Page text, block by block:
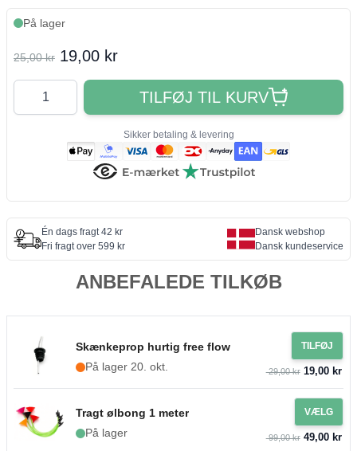
På lager
Final product price
25,00 kr 19,00 kr
Antal
TILFØJ TIL KURV
Sikker betaling & levering
Én dags fragt 42 kr
Fri fragt over 599 kr
Dansk webshop
Dansk kundeservice
ANBEFALEDE TILKØB
Skænkeprop hurtig free flow
På lager 20. okt.
TILFØJ
29,00 kr19,00 kr
Tragt ølbong 1 meter
På lager
VÆLG
99,00 kr49,00 kr